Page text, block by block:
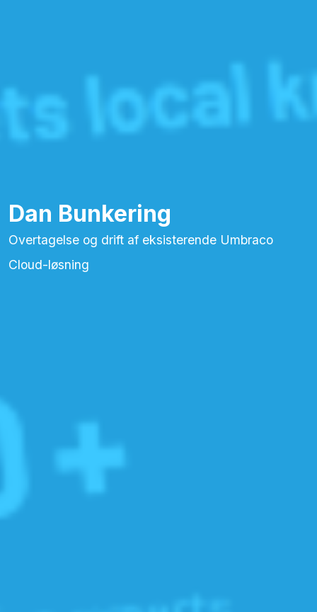
Dan Bunkering
Overtagelse og drift af eksisterende Umbraco
Cloud-løsning